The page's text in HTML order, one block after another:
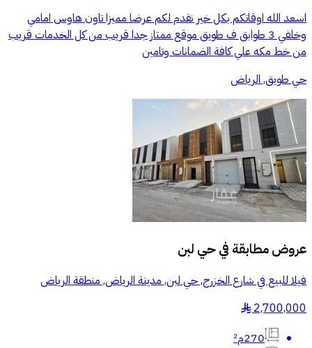
اسعد الله اوقاتكم بكل خير نقدم لكم عرضا مميزا تاون هاوس امامي
وخلفي 3 طوابق ف طويق موقع ممتاز جدا قريب من كل الخدمات قريب
من خط مكه علي كافة الضمانات وتامين
حي طويق, الرياض
عروض مطابقة فيحي لبن
فيلا للبيع في شارع الخزرج, حي لبن, مدينة الرياض, منطقة الرياض
2,700,000
§
270م²